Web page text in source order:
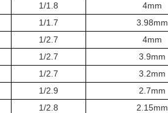
1/1.8 4mm
1/1.7 3.98mm
1/2.7 4mm
1/2.7 3.9mm
1/2.7 3.2mm
1/2.9 2.7mm
1/2.8 2.15mm